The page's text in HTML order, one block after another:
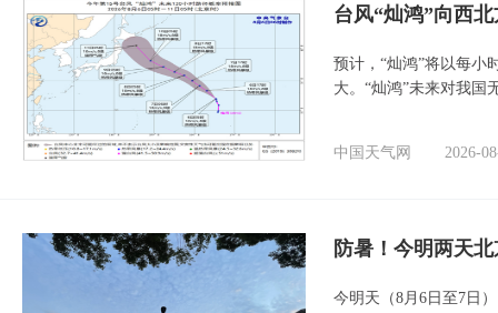
台风“灿鸿”向西
预计，“灿鸿”将以每小
大。“灿鸿”未来对我国
中国天气网 2026-
防暑！今明两天
今明天（8月6日至7日